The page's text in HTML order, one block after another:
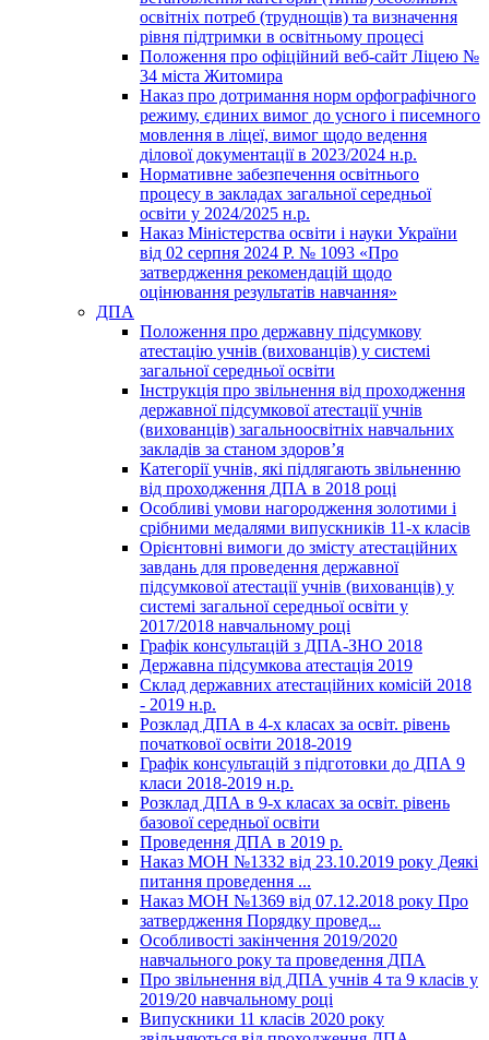
освітніх потреб (труднощів) та визначення
рівня підтримки в освітньому процесі
Положення про офіційний веб-сайт Ліцею №
34 міста Житомира
Наказ про дотримання норм орфографічного
режиму, єдиних вимог до усного і писемного
мовлення в ліцеї, вимог щодо ведення
ділової документації в 2023/2024 н.р.
Нормативне забезпечення освітнього
процесу в закладах загальної середньої
освіти у 2024/2025 н.р.
Наказ Міністерства освіти і науки України
від 02 серпня 2024 Р. № 1093 «Про
затвердження рекомендацій щодо
оцінювання результатів навчання»
ДПА
Положення про державну підсумкову
атестацію учнів (вихованців) у системі
загальної середньої освіти
Інструкція про звільнення від проходження
державної підсумкової атестації учнів
(вихованців) загальноосвітніх навчальних
закладів за станом здоров’я
Категорії учнів, які підлягають звільненню
від проходження ДПА в 2018 році
Особливі умови нагородження золотими і
срібними медалями випускників 11-х класів
Орієнтовні вимоги до змісту атестаційних
завдань для проведення державної
підсумкової атестації учнів (вихованців) у
системі загальної середньої освіти у
2017/2018 навчальному році
Графік консультацій з ДПА-ЗНО 2018
Державна підсумкова атестація 2019
Склад державних атестаційних комісій 2018
- 2019 н.р.
Розклад ДПА в 4-х класах за освіт. рівень
початкової освіти 2018-2019
Графік консультацій з підготовки до ДПА 9
класи 2018-2019 н.р.
Розклад ДПА в 9-х класах за освіт. рівень
базової середньої освіти
Проведення ДПА в 2019 р.
Наказ МОН №1332 від 23.10.2019 року Деякі
питання проведення ...
Наказ МОН №1369 від 07.12.2018 року Про
затвердження Порядку провед...
Особливості закінчення 2019/2020
навчального року та проведення ДПА
Про звільнення від ДПА учнів 4 та 9 класів у
2019/20 навчальному році
Випускники 11 класів 2020 року